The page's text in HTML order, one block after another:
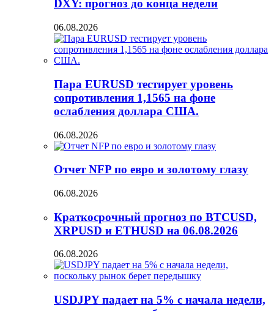
DXY: прогноз до конца недели
06.08.2026
Пара EURUSD тестирует уровень
сопротивления 1,1565 на фоне
ослабления доллара США.
06.08.2026
Отчет NFP по евро и золотому глазу
06.08.2026
Краткосрочный прогноз по BTCUSD,
XRPUSD и ETHUSD на 06.08.2026
06.08.2026
USDJPY падает на 5% с начала недели,